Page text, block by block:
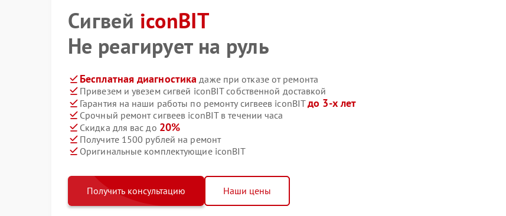
Сигвей iconBIT
Не реагирует на руль
Бесплатная диагностика даже при отказе от ремонта
Привезем и увезем сигвей iconBIT собственной доставкой
Гарантия на наши работы по ремонту сигвеев iconBITдо 3-х лет
Срочный ремонт сигвеев iconBIT в течении часа
Скидка для вас до 20%
Получите 1500 рублей на ремонт
Оригинальные комплектующие iconBIT
Получить консультацию Наши цены